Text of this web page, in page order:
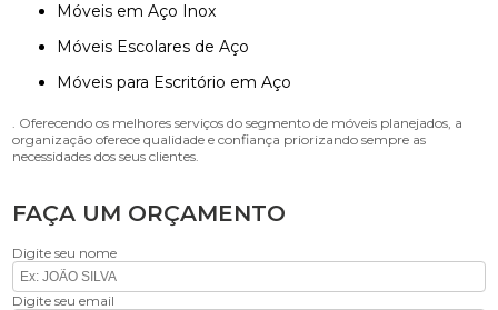
Móveis em Aço Inox
Móveis Escolares de Aço
Móveis para Escritório em Aço
. Oferecendo os melhores serviços do segmento de móveis planejados, a
organização oferece qualidade e confiança priorizando sempre as
necessidades dos seus clientes.
FAÇA UM ORÇAMENTO
Digite seu nome
Digite seu email